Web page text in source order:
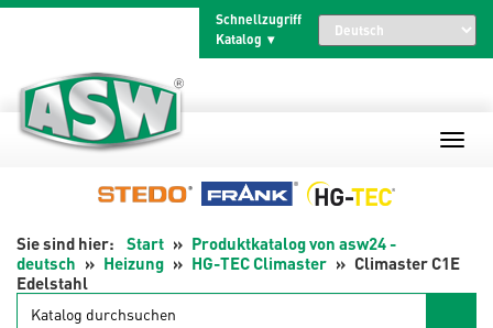
Schnellzugriff
Katalog
Start
Produktkatalog von asw24 -
deutsch
Heizung HG-TEC Climaster
Climaster C1E
Edelstahl
Katalog
durchsuchen